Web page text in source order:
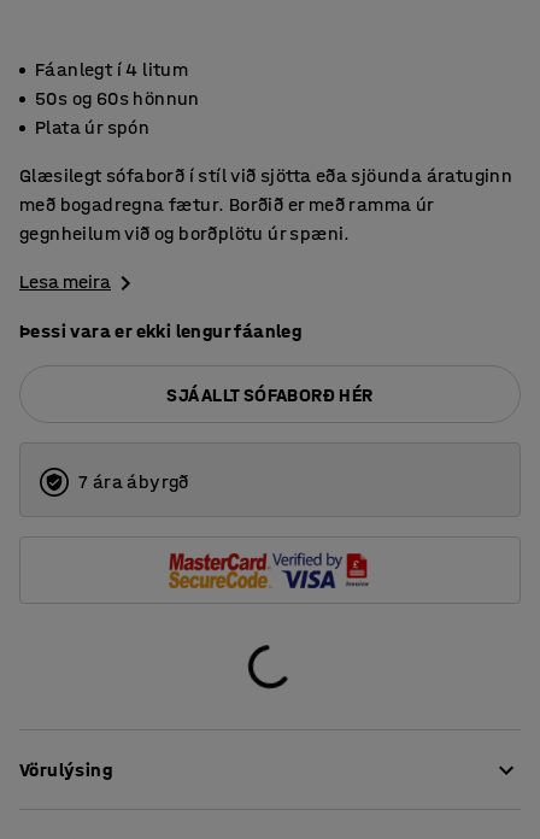
Fáanlegt í 4 litum
50s og 60s hönnun
Plata úr spón
Glæsilegt sófaborð í stíl við sjötta eða sjöunda áratuginn
með bogadregna fætur. Borðið er með ramma úr
gegnheilum við og borðplötu úr spæni.
Lesa meira
Þessi vara er ekki lengur fáanleg
SJÁ ALLT SÓFABORÐ HÉR
7 ára ábyrgð
Vörulýsing